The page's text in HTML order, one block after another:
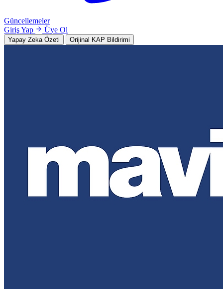
Güncellemeler
Giriş Yap
Üye Ol
Yapay Zeka Özeti Orijinal KAP Bildirimi